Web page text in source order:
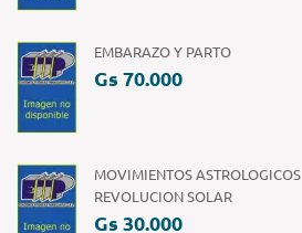
EMBARAZO Y PARTO
Gs 70.000
MOVIMIENTOS ASTROLOGICOS
REVOLUCION SOLAR
Gs 30.000